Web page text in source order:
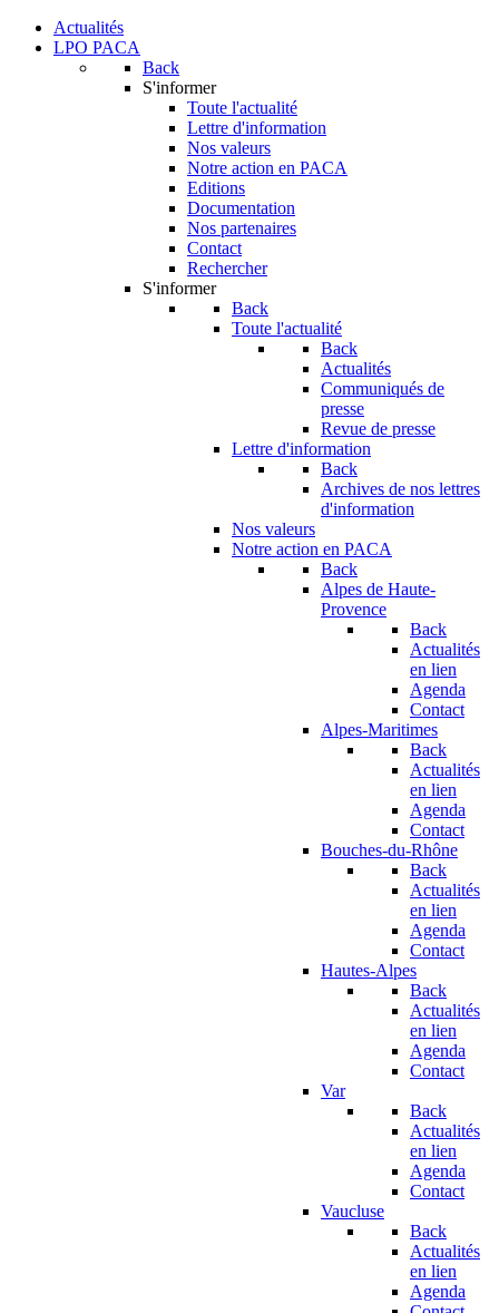
Actualités
LPO PACA
Back
S'informer
Toute l'actualité
Lettre d'information
Nos valeurs
Notre action en PACA
Editions
Documentation
Nos partenaires
Contact
Rechercher
S'informer
Back
Toute l'actualité
Back
Actualités
Communiqués de
presse
Revue de presse
Lettre d'information
Back
Archives de nos lettres
d'information
Nos valeurs
Notre action en PACA
Back
Alpes de Haute-
Provence
Back
Actualités
en lien
Agenda
Contact
Alpes-Maritimes
Back
Actualités
en lien
Agenda
Contact
Bouches-du-Rhône
Back
Actualités
en lien
Agenda
Contact
Hautes-Alpes
Back
Actualités
en lien
Agenda
Contact
Var
Back
Actualités
en lien
Agenda
Contact
Vaucluse
Back
Actualités
en lien
Agenda